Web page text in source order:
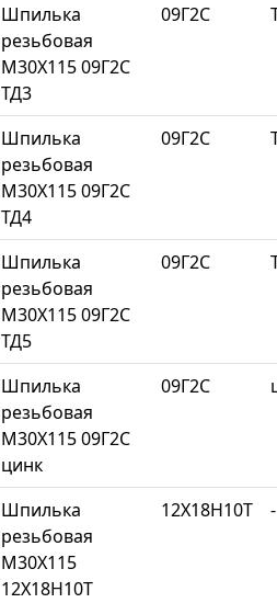
Шпилька
резьбовая
М30Х115 09Г2С
ТД3
09Г2С
Шпилька
резьбовая
М30Х115 09Г2С
ТД4
09Г2С
Шпилька
резьбовая
М30Х115 09Г2С
ТД5
09Г2С
Шпилька
резьбовая
М30Х115 09Г2С
цинк
09Г2С
Шпилька
резьбовая
М30Х115
12Х18Н10Т
12Х18Н10Т -